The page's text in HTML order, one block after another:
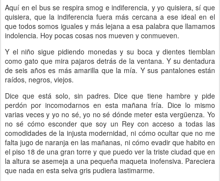
Aquí en el bus se respira smog e indiferencia, y yo quisiera, sí que
quisiera, que la indiferencia fuera más cercana a ese ideal en el
que todos somos iguales y más lejana a esa palabra que llamamos
indolencia. Hoy pocas cosas nos mueven y conmueven.
Y el niño sigue pidiendo monedas y su boca y dientes tiemblan
como gato que mira pajaros detrás de la ventana. Y su dentadura
de seis años es más amarilla que la mía. Y sus pantalones están
raídos, negros, viejos.
Dice que está solo, sin padres. Dice que tiene hambre y pide
perdón por incomodarnos en esta mañana fría. Dice lo mismo
varias veces y yo no sé, yo no sé dónde meter esta vergüenza. Yo
no sé cómo esconder que soy un Rey con acceso a todas las
comodidades de la injusta modernidad, ni cómo ocultar que no me
falta jugo de naranja en las mañanas, ni cómo evadir que habito en
el piso 18 de una gran torre y que puedo ver la triste ciudad que en
la altura se asemeja a una pequeña maqueta inofensiva. Pareciera
que nada en esta selva gris pudiera lastimarme.